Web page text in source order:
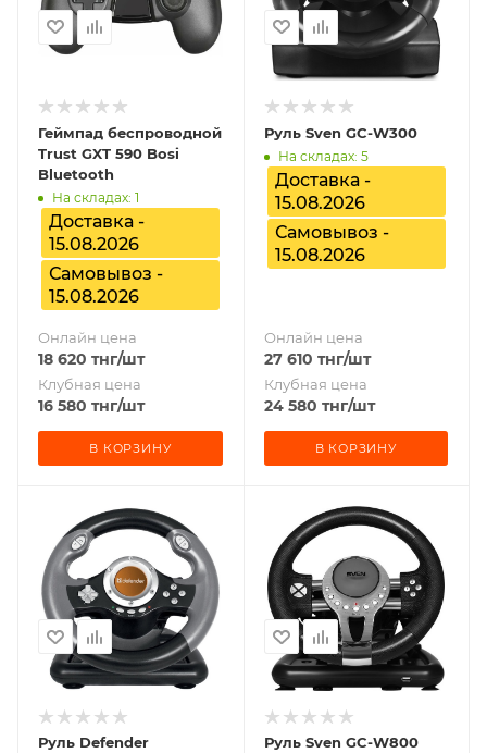
Геймпад беспроводной
Trust GXT 590 Bosi
Bluetooth
На складах: 1
Доставка -
15.08.2026
Самовывоз -
15.08.2026
Онлайн цена
18 620 тнг/шт
Клубная цена
16 580 тнг/шт
В КОРЗИНУ
Руль Sven GC-W300
На складах: 5
Доставка -
15.08.2026
Самовывоз -
15.08.2026
Онлайн цена
27 610 тнг/шт
Клубная цена
24 580 тнг/шт
В КОРЗИНУ
Руль Defender
Руль Sven GC-W800